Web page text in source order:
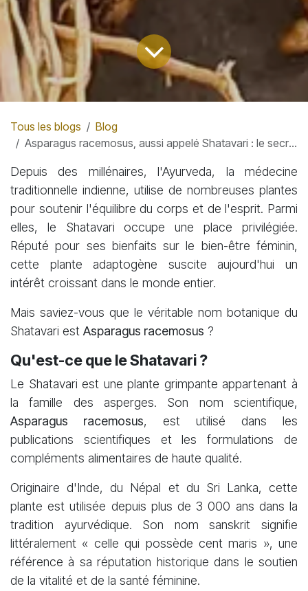
Tous les blogs
Blog
Asparagus racemosus, aussi appelé Shatavari : le secret du bien-être féminin selon l'Ayurveda
Depuis des millénaires, l'Ayurveda, la médecine
traditionnelle indienne, utilise de nombreuses plantes
pour soutenir l'équilibre du corps et de l'esprit. Parmi
elles, le Shatavari occupe une place privilégiée.
Réputé pour ses bienfaits sur le bien-être féminin,
cette plante adaptogène suscite aujourd'hui un
intérêt croissant dans le monde entier.
Mais saviez-vous que le véritable nom botanique du
Shatavari estAsparagus racemosus ?
Qu'est-ce que le Shatavari ?
Le Shatavari est une plante grimpante appartenant à
la famille des asperges. Son nom scientifique,
Asparagus racemosus, est utilisé dans les
publications scientifiques et les formulations de
compléments alimentaires de haute qualité.
Originaire d'Inde, du Népal et du Sri Lanka, cette
plante est utilisée depuis plus de 3 000 ans dans la
tradition ayurvédique. Son nom sanskrit signifie
littéralement « celle qui possède cent maris », une
référence à sa réputation historique dans le soutien
de la vitalité et de la santé féminine.